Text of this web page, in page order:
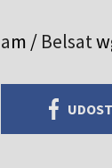
am / Belsat